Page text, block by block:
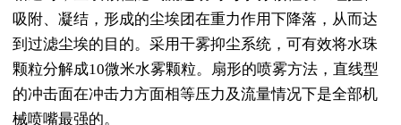
吸附、凝结，形成的尘埃团在重力作用下降落，从而达
到过滤尘埃的目的。采用干雾抑尘系统，可有效将水珠
颗粒分解成10微米水雾颗粒。扇形的喷雾方法，直线型
的冲击面在冲击力方面相等压力及流量情况下是全部机
械喷嘴最强的。